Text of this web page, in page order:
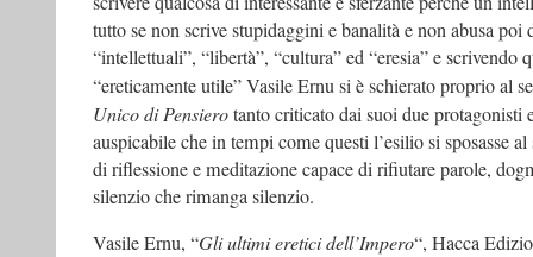
tutto se non scrive stupidaggini e banalità e non abusa poi
“intellettuali”, “libertà”, “cultura” ed “eresia” e scrivendo
“ereticamente utile” Vasile Ernu si è schierato proprio al
Unico di Pensierotanto criticato dai suoi due protagonisti
auspicabile che in tempi come questi l’esilio si sposasse
di riflessione e meditazione capace di rifiutare parole,
silenzio che rimanga silenzio.
Vasile Ernu, “Gli ultimi eretici dell’Impero“, Hacca